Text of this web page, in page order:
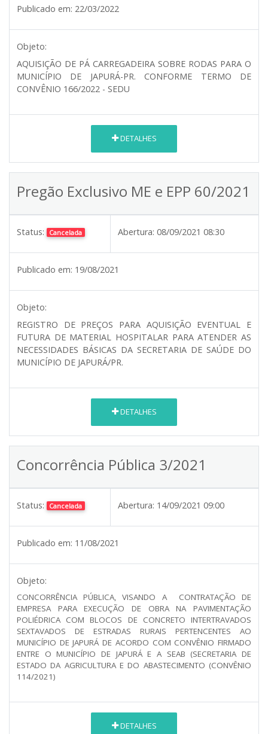
Publicado em: 22/03/2022
Objeto:
AQUISIÇÃO DE PÁ CARREGADEIRA SOBRE RODAS PARA O
MUNICÍPIO DE JAPURÁ-PR. CONFORME TERMO DE
CONVÊNIO 166/2022 - SEDU
DETALHES
Pregão Exclusivo ME e EPP 60/2021
Status: Cancelada Abertura: 08/09/2021 08:30
Publicado em: 19/08/2021
Objeto:
REGISTRO DE PREÇOS PARA AQUISIÇÃO EVENTUAL E
FUTURA DE MATERIAL HOSPITALAR PARA ATENDER AS
NECESSIDADES BÁSICAS DA SECRETARIA DE SAÚDE DO
MUNICÍPIO DE JAPURÁ/PR.
DETALHES
Concorrência Pública 3/2021
Status: Cancelada Abertura: 14/09/2021 09:00
Publicado em: 11/08/2021
Objeto:
CONCORRÊNCIA PÚBLICA, VISANDO A CONTRATAÇÃO DE
EMPRESA PARA EXECUÇÃO DE OBRA NA PAVIMENTAÇÃO
POLIÉDRICA COM BLOCOS DE CONCRETO INTERTRAVADOS
SEXTAVADOS DE ESTRADAS RURAIS PERTENCENTES AO
MUNICÍPIO DE JAPURÁ DE ACORDO COM CONVÊNIO FIRMADO
ENTRE O MUNICÍPIO DE JAPURÁ E A SEAB (SECRETARIA DE
ESTADO DA AGRICULTURA E DO ABASTECIMENTO (CONVÊNIO
114/2021)
DETALHES